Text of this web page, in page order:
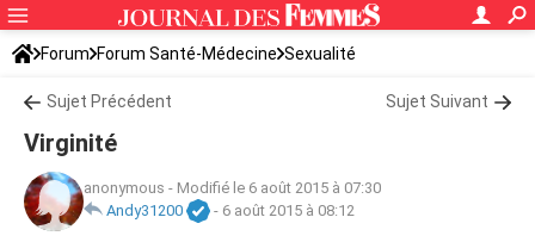
Forum Forum Santé-Médecine Sexualité
Sujet Précédent Sujet Suivant
Virginité
anonymous - Modifié le 6 août 2015 à 07:30
Andy31200
- 6 août 2015 à 08:12